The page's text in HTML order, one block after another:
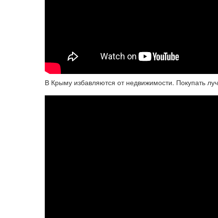
В Крыму избавляются от недвижимости. Покупать